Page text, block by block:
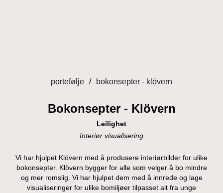
portefølje bokonsepter - klövern
Bokonsepter - Klövern
Leilighet
Interiør visualisering
Vi har hjulpet Klövern med å produsere interiørbilder for ulike
bokonsepter. Klövern bygger for alle som velger å bo mindre
og mer romslig. Vi har hjulpet dem med å innrede og lage
visualiseringer for ulike bomiljøer tilpasset alt fra unge